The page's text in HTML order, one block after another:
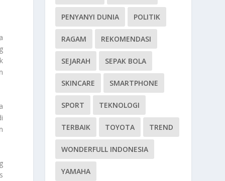
PENYANYI DUNIA POLITIK
RAGAM REKOMENDASI
SEJARAH SEPAK BOLA
SKINCARE SMARTPHONE
SPORT TEKNOLOGI
TERBAIK TOYOTA TREND
WONDERFULL INDONESIA
YAMAHA